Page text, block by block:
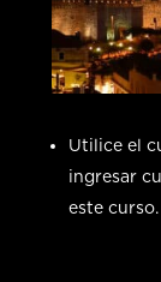
Utilice el
ingresar
este curso.